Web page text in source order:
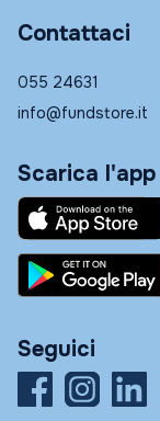
Contattaci
055 24631
info@fundstore.it
Scarica l'app
Seguici